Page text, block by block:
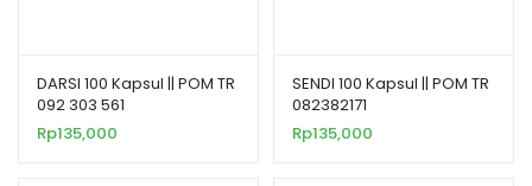
DARSI 100 Kapsul || POM TR
092 303 561
Rp135,000
SENDI 100 Kapsul || POM TR
082382171
Rp135,000